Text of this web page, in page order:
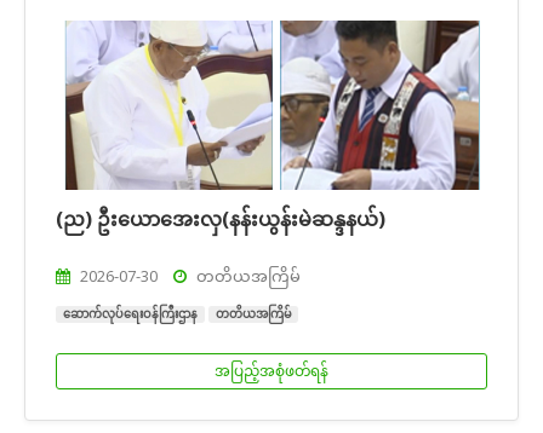
(ည) ဦးယောအေးလှ(နန်းယွန်းမဲဆန္ဒနယ်)
2026-07-30 တတိယအကြိမ်
ဆောက်လုပ်ရေးဝန်ကြီးဌာန တတိယအကြိမ်
အပြည့်အစုံဖတ်ရန်